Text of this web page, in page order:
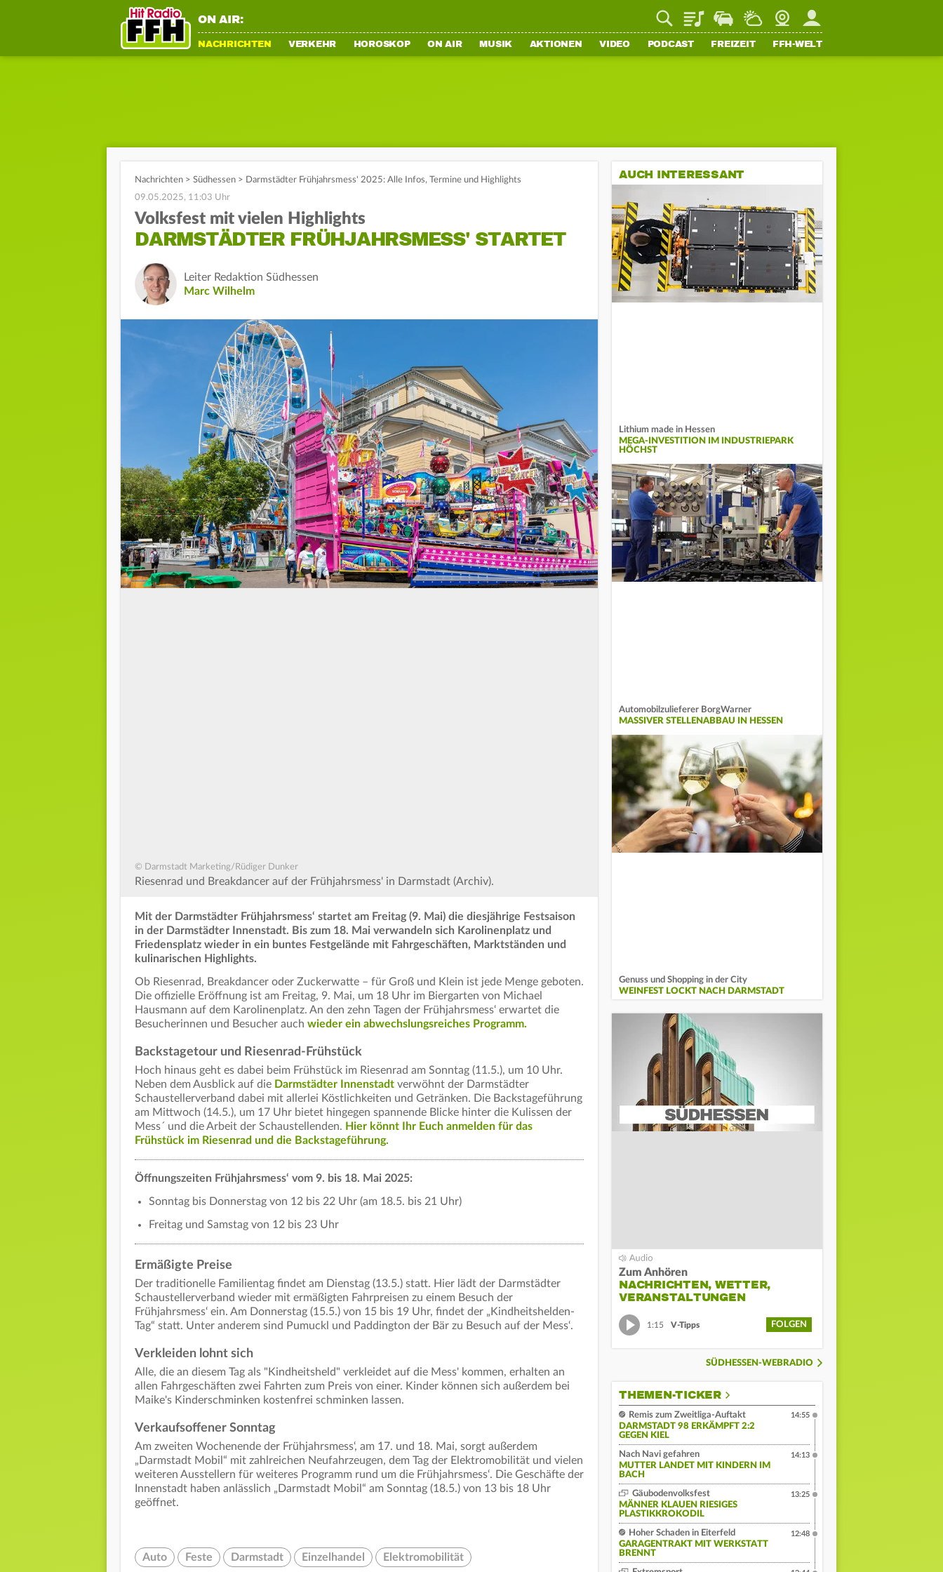
ON AIR: PlaylistStaupilotWetterWebcamMein FFH
NACHRICHTEN VERKEHR HOROSKOP ON AIR MUSIK AKTIONEN VIDEO PODCAST FREIZEIT FFH-WELT
Nachrichten > Südhessen > Darmstädter Frühjahrsmess' 2025: Alle Infos, Termine und Highlights
09.05.2025, 11:03 Uhr
Volksfest mit vielen Highlights
DARMSTÄDTER FRÜHJAHRSMESS' STARTET
Leiter Redaktion Südhessen
Marc Wilhelm
© Darmstadt Marketing/Rüdiger Dunker
Riesenrad und Breakdancer auf der Frühjahrsmess' in Darmstadt (Archiv).
Mit der Darmstädter Frühjahrsmess‘ startet am Freitag (9. Mai) die diesjährige Festsaison
in der Darmstädter Innenstadt. Bis zum 18. Mai verwandeln sich Karolinenplatz und
Friedensplatz wieder in ein buntes Festgelände mit Fahrgeschäften, Marktständen und
kulinarischen Highlights.
Ob Riesenrad, Breakdancer oder Zuckerwatte – für Groß und Klein ist jede Menge geboten.
Die offizielle Eröffnung ist am Freitag, 9. Mai, um 18 Uhr im Biergarten von Michael
Hausmann auf dem Karolinenplatz. An den zehn Tagen der Frühjahrsmess‘ erwartet die
Besucherinnen und Besucher auch wieder ein abwechslungsreiches Programm.
Backstagetour und Riesenrad-Frühstück
Hoch hinaus geht es dabei beim Frühstück im Riesenrad am Sonntag (11.5.), um 10 Uhr.
Neben dem Ausblick auf die Darmstädter Innenstadt verwöhnt der Darmstädter
Schaustellerverband dabei mit allerlei Köstlichkeiten und Getränken. Die Backstageführung
am Mittwoch (14.5.), um 17 Uhr bietet hingegen spannende Blicke hinter die Kulissen der
Mess´ und die Arbeit der Schaustellenden. Hier könnt Ihr Euch anmelden für das
Frühstück im Riesenrad und die Backstageführung.
Öffnungszeiten Frühjahrsmess‘ vom 9. bis 18. Mai 2025:
Sonntag bis Donnerstag von 12 bis 22 Uhr (am 18.5. bis 21 Uhr)
Freitag und Samstag von 12 bis 23 Uhr
Ermäßigte Preise
Der traditionelle Familientag findet am Dienstag (13.5.) statt. Hier lädt der Darmstädter
Schaustellerverband wieder mit ermäßigten Fahrpreisen zu einem Besuch der
Frühjahrsmess‘ ein. Am Donnerstag (15.5.) von 15 bis 19 Uhr, findet der „Kindheitshelden-
Tag“ statt. Unter anderem sind Pumuckl und Paddington der Bär zu Besuch auf der Mess‘.
Verkleiden lohnt sich
Alle, die an diesem Tag als "Kindheitsheld" verkleidet auf die Mess' kommen, erhalten an
allen Fahrgeschäften zwei Fahrten zum Preis von einer. Kinder können sich außerdem bei
Maike's Kinderschminken kostenfrei schminken lassen.
Verkaufsoffener Sonntag
Am zweiten Wochenende der Frühjahrsmess‘, am 17. und 18. Mai, sorgt außerdem
„Darmstadt Mobil“ mit zahlreichen Neufahrzeugen, dem Tag der Elektromobilität und vielen
weiteren Ausstellern für weiteres Programm rund um die Frühjahrsmess‘. Die Geschäfte der
Innenstadt haben anlässlich „Darmstadt Mobil“ am Sonntag (18.5.) von 13 bis 18 Uhr
geöffnet.
Auto Feste Darmstadt Einzelhandel Elektromobilität
AUCH INTERESSANT
Lithium made in Hessen
MEGA-INVESTITION IM INDUSTRIEPARK
HÖCHST
Automobilzulieferer BorgWarner
MASSIVER STELLENABBAU IN HESSEN
Genuss und Shopping in der City
WEINFEST LOCKT NACH DARMSTADT
Zum Anhören
NACHRICHTEN, WETTER,
VERANSTALTUNGEN
1:15 V-Tipps FOLGEN
SÜDHESSEN-WEBRADIO
THEMEN-TICKER
Remis zum Zweitliga-Auftakt
DARMSTADT 98 ERKÄMPFT 2:2
GEGEN KIEL
14:55
Nach Navi gefahren
MUTTER LANDET MIT KINDERN IM
BACH
14:13
Gäubodenvolksfest
MÄNNER KLAUEN RIESIGES
PLASTIKKROKODIL
13:25
Hoher Schaden in Eiterfeld
GARAGENTRAKT MIT WERKSTATT
BRENNT
12:48